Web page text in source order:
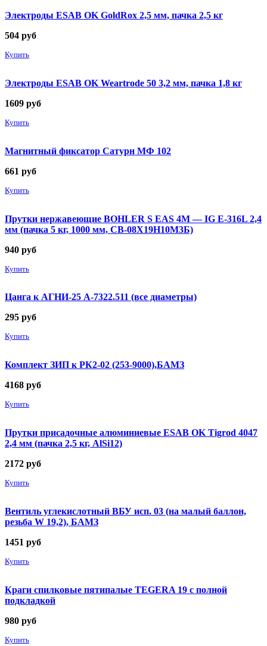
Электроды ESAB OK GoldRox 2,5 мм, пачка 2,5 кг
504 руб
Купить
Электроды ESAB OK Weartrode 50 3,2 мм, пачка 1,8 кг
1609 руб
Купить
Магнитный фиксатор Сатурн МФ 102
661 руб
Купить
Прутки нержавеющие BOHLER S EAS 4M — IG E-316L 2,4
мм (пачка 5 кг, 1000 мм, СВ-08Х19Н10М3Б)
940 руб
Купить
Цанга к АГНИ-25 А-7322.511 (все диаметры)
295 руб
Купить
Комплект ЗИП к РК2-02 (253-9000),БАМЗ
4168 руб
Купить
Прутки присадочные алюминиевые ESAB OK Tigrod 4047
2,4 мм (пачка 2,5 кг, AlSi12)
2172 руб
Купить
Вентиль углекислотный ВБУ исп. 03 (на малый баллон,
резьба W 19,2), БАМЗ
1451 руб
Купить
Краги спилковые пятипалые TEGERA 19 с полной
подкладкой
980 руб
Купить